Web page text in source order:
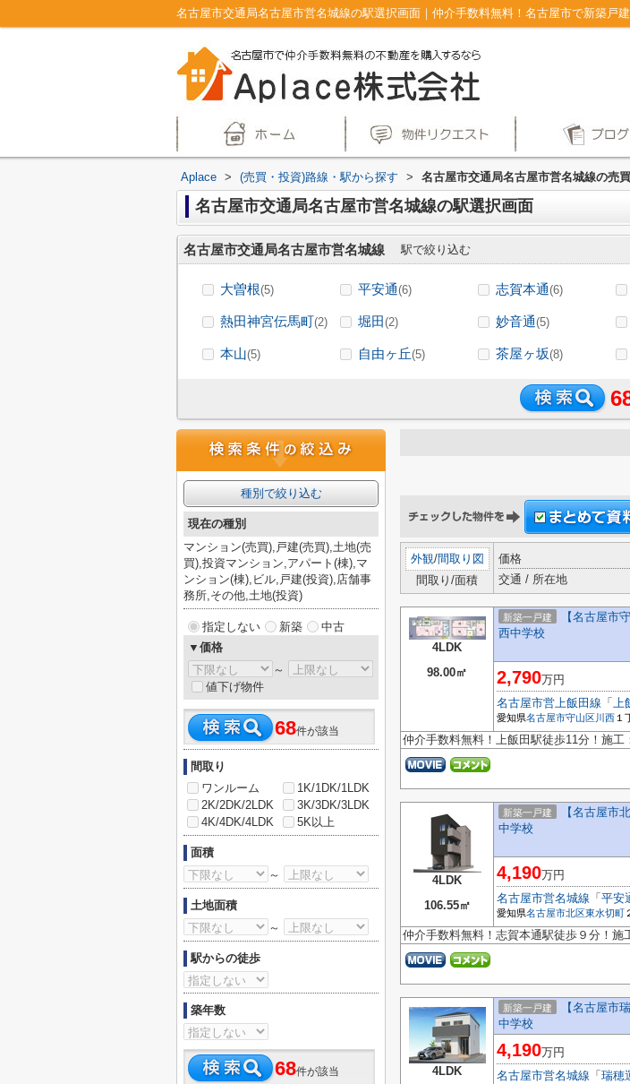
Aplace > (売買・投資)路線・駅から探す > 名古屋市交通局名古屋市営名城線の売
名古屋市交通局名古屋市営名城線の駅選択画面
名古屋市交通局名古屋市営名城線 駅で絞り込む
大曽根(5) 平安通(6) 志賀本通(6)
熱田神宮伝馬町(2) 堀田(2) 妙音通(5)
本山(5) 自由ヶ丘(5) 茶屋ヶ坂(8)
外観/間取り図
間取り/面積
価格
交通 / 所在地
4LDK
98.00㎡
新築一戸建
【名古屋市
西中学校
2,790万円
名古屋市営上飯田線 「 上
愛知県名古屋市守山区川西 １
仲介手数料無料！上飯田駅徒歩11分！施工
4LDK
106.55㎡
新築一戸建
【名古屋市
中学校
4,190万円
名古屋市営名城線 「 平安
愛知県名古屋市北区東水切町
仲介手数料無料！志賀本通駅徒歩９分！施
4LDK
新築一戸建
【名古屋市
中学校
4,190万円
名古屋市営名城線 「 瑞穂
種別で絞り込む
現在の種別
マンション(売買),戸建(売買),土地(売
買),投資マンション,アパート(棟),マ
ンション(棟),ビル,戸建(投資),店舗事
務所,その他,土地(投資)
指定しない 新築
中古
▼価格
～
値下げ物件
68件が該当
間取り
ワンルーム
1K/1DK/1LDK
2K/2DK/2LDK
3K/3DK/3LDK
4K/4DK/4LDK
5K以上
面積
～
土地面積
～
駅からの徒歩
築年数
68件が該当